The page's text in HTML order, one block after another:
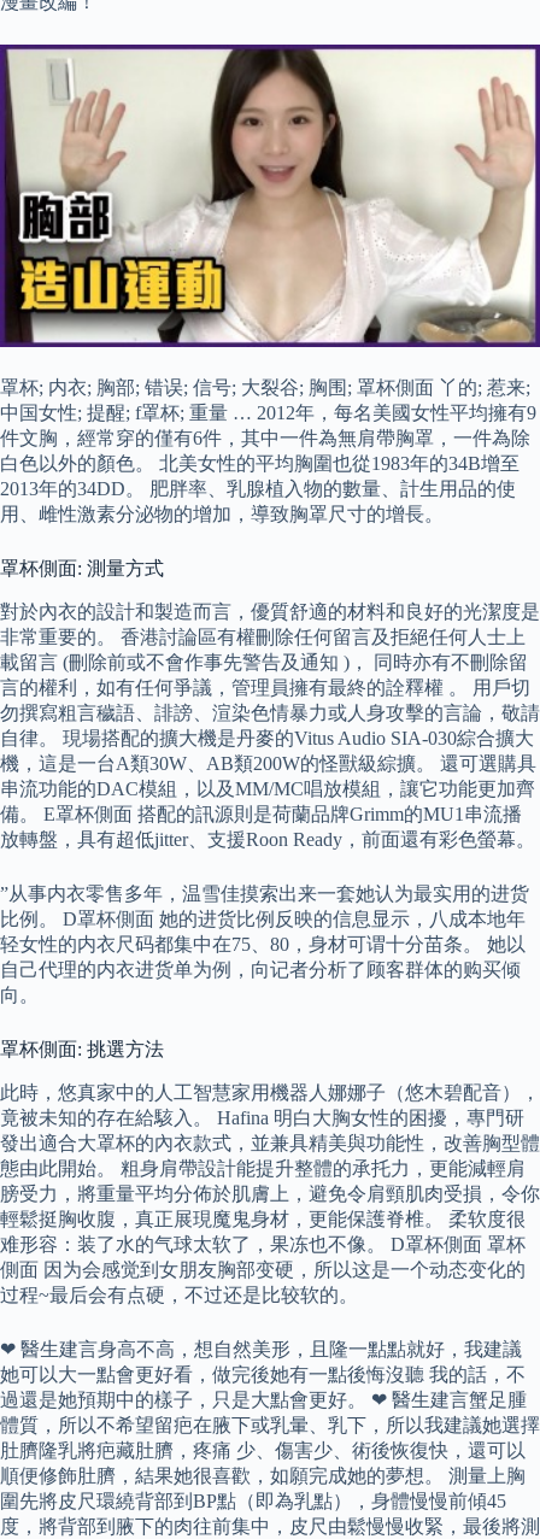
罩杯; 内衣; 胸部; 错误; 信号; 大裂谷; 胸围; 罩杯側面 丫的; 惹来;
中国女性; 提醒; f罩杯; 重量 … 2012年，每名美國女性平均擁有9
件文胸，經常穿的僅有6件，其中一件為無肩帶胸罩，一件為除
白色以外的顏色。 北美女性的平均胸圍也從1983年的34B增至
2013年的34DD。 肥胖率、乳腺植入物的數量、計生用品的使
用、雌性激素分泌物的增加，導致胸罩尺寸的增長。
罩杯側面: 測量方式
對於內衣的設計和製造而言，優質舒適的材料和良好的光潔度是
非常重要的。 香港討論區有權刪除任何留言及拒絕任何人士上
載留言 (刪除前或不會作事先警告及通知 )， 同時亦有不刪除留
言的權利，如有任何爭議，管理員擁有最終的詮釋權 。 用戶切
勿撰寫粗言穢語、誹謗、渲染色情暴力或人身攻擊的言論，敬請
自律。 現場搭配的擴大機是丹麥的Vitus Audio SIA-030綜合擴大
機，這是一台A類30W、AB類200W的怪獸級綜擴。 還可選購具
串流功能的DAC模組，以及MM/MC唱放模組，讓它功能更加齊
備。 E罩杯側面 搭配的訊源則是荷蘭品牌Grimm的MU1串流播
放轉盤，具有超低jitter、支援Roon Ready，前面還有彩色螢幕。
”从事内衣零售多年，温雪佳摸索出来一套她认为最实用的进货
比例。 D罩杯側面 她的进货比例反映的信息显示，八成本地年
轻女性的内衣尺码都集中在75、80，身材可谓十分苗条。 她以
自己代理的内衣进货单为例，向记者分析了顾客群体的购买倾
向。
罩杯側面: 挑選方法
此時，悠真家中的人工智慧家用機器人娜娜子（悠木碧配音），
竟被未知的存在給駭入。 Hafina 明白大胸女性的困擾，專門研
發出適合大罩杯的內衣款式，並兼具精美與功能性，改善胸型體
態由此開始。 粗身肩帶設計能提升整體的承托力，更能減輕肩
膀受力，將重量平均分佈於肌膚上，避免令肩頸肌肉受損，令你
輕鬆挺胸收腹，真正展現魔鬼身材，更能保護脊椎。 柔软度很
难形容：装了水的气球太软了，果冻也不像。 D罩杯側面 罩杯
側面 因为会感觉到女朋友胸部变硬，所以这是一个动态变化的
过程~最后会有点硬，不过还是比较软的。
❤ 醫生建言身高不高，想自然美形，且隆一點點就好，我建議
她可以大一點會更好看，做完後她有一點後悔沒聽 我的話，不
過還是她預期中的樣子，只是大點會更好。 ❤ 醫生建言蟹足腫
體質，所以不希望留疤在腋下或乳暈、乳下，所以我建議她選擇
肚臍隆乳將疤藏肚臍，疼痛 少、傷害少、術後恢復快，還可以
順便修飾肚臍，結果她很喜歡，如願完成她的夢想。 測量上胸
圍先將皮尺環繞背部到BP點（即為乳點），身體慢慢前傾45
度，將背部到腋下的肉往前集中，皮尺由鬆慢慢收緊，最後將測